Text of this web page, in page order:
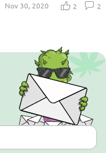
Nov 30, 2020 2 2